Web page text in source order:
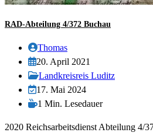
RAD-Abteilung 4/372 Buchau
Beitrags-
Autor:
Thomas
Beitrag
veröffentlicht:
20. April 2021
Beitrags-
Kategorie:
Landkreisreis Luditz
Beitrag
zuletzt
am:
17. Mai 2024
Lesedauer:
1 Min. Lesedauer
2020 Reichsarbeitsdienst Abteilung 4/